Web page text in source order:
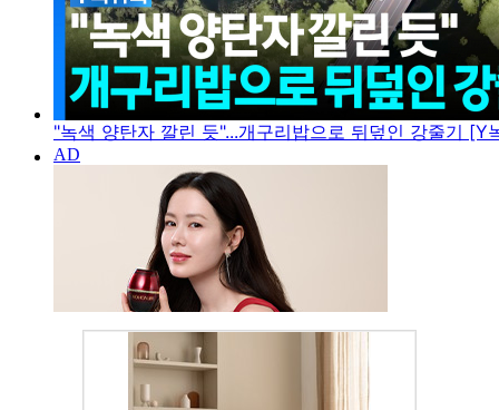
"녹색 양탄자 깔린 듯"...개구리밥으로 뒤덮인 강줄기 [Y